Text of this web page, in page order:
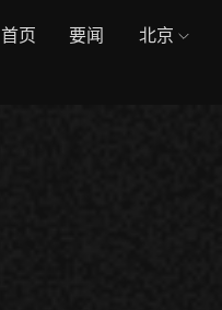
首页 要闻 北京